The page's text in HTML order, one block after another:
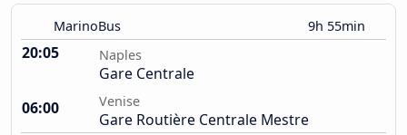
MarinoBus 9h 55min
20:05 Naples
Gare Centrale
06:00
Venise
Gare Routière Centrale Mestre